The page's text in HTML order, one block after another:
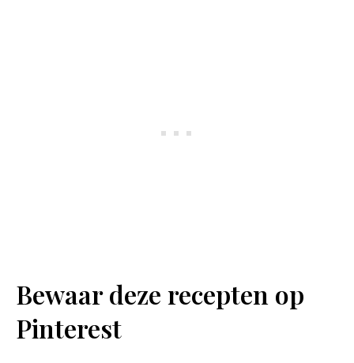
Bewaar deze recepten op
Pinterest